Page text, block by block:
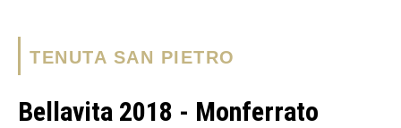
TENUTA SAN PIETRO
Bellavita 2018 - Monferrato